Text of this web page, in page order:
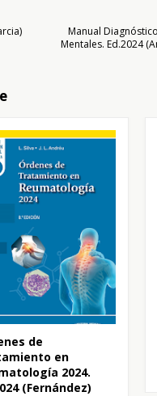
Manual
Mentales. Ed.2024
de
en
2024.
(Fernández)